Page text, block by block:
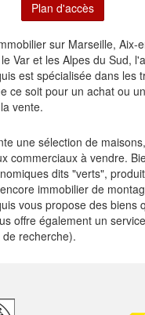
Plan d'accès
sur Marseille, Aix-
Var et les Alpes du Sud,
est spécialisée dans les
ce soit pour un achat ou un
vente.
une sélection de
commerciaux à vendre.
dits "verts",
immobilier de
vous propose des biens
offre également un
recherche).